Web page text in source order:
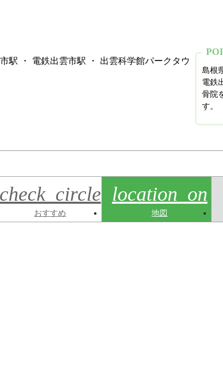
駅 ・ 電鉄出雲市駅 ・ 出雲科学館パークタウ
島根
電鉄
骨院
す。
check_circle
おすすめ
location_on
地図